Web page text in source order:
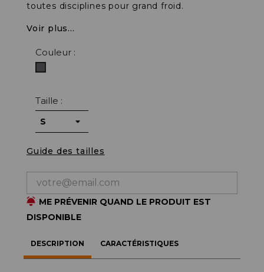
toutes disciplines pour grand froid.
Voir plus...
Couleur :
Taille :
Guide des tailles
ME PRÉVENIR QUAND LE PRODUIT EST
DISPONIBLE
DESCRIPTION CARACTÉRISTIQUES